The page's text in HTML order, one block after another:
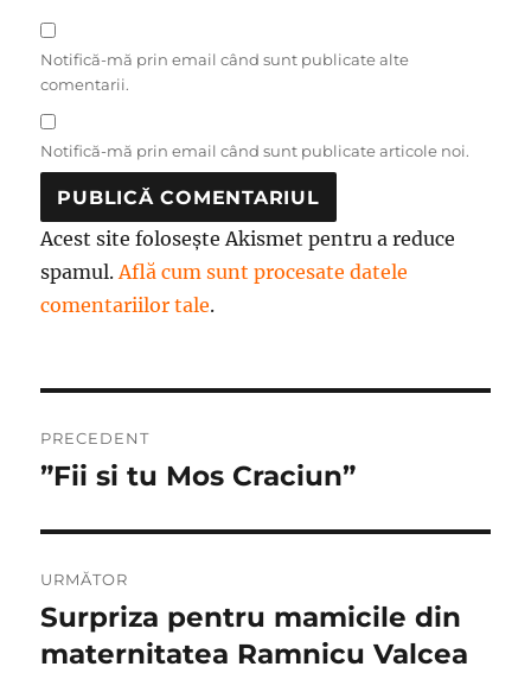
Notifică-mă prin email când sunt publicate alte
comentarii.
Notifică-mă prin email când sunt publicate articole noi.
Acest site folosește Akismet pentru a reduce
spamul.Află cum sunt procesate datele
comentariilor tale.
în
PRECEDENT
Articolul
”Fii si tu Mos Craciun”
URMĂTOR
Articolul
următor:
Surpriza pentru mamicile din
maternitatea Ramnicu Valcea